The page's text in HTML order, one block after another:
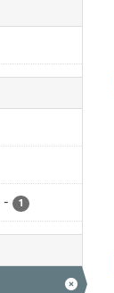
- 1